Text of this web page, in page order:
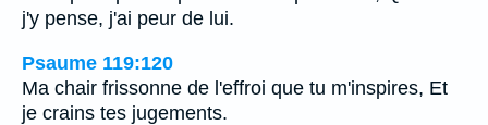
j'y pense, j'ai peur de lui.
Psaume 119:120
Ma chair frissonne de l'effroi que tu m'inspires, Et
je crains tes jugements.